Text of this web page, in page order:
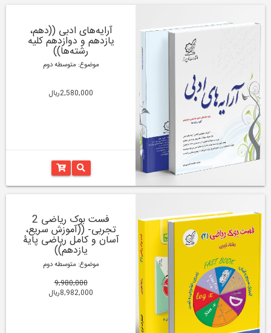
آرایه‌های ادبی ((دهم،
یازدهم و دوازدهم کلیه
رشته‌‌ها))
موضوع: متوسطه دوم
2,580,000ریال
فست بوک ریاضی 2
تجربی- ((آموزش سریع،
آسان و کامل ریاضی پایۀ
یازدهم))
موضوع: متوسطه دوم
9,980,000
8,982,000ریال